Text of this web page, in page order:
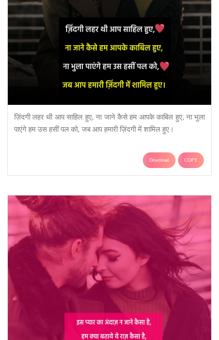
ज़िंदगी लहर थी आप साहिल हुए, ना जाने कैसे हम आपके काबिल हुए, ना भुला
पाएंगे हम उस हसीं पल को, जब आप हमारी ज़िंदगी में शामिल हुए।
Download COPY